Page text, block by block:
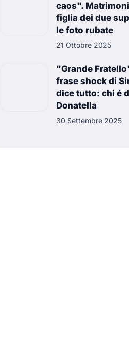
caos".
figlia dei due
le foto rubate
21 Ottobre 2025
"Grande
frase shock di
dice tutto: chi é
Donatella
30 Settembre 2025